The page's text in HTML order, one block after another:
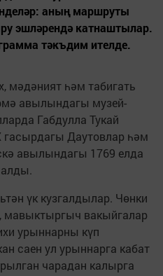
аның маршруты
эшләрендә катнаштылар.
тәкъдим ителде.
мәдәният һәм табигать
авылындагы музей-
Габдулла Тукай
гасырдагы Даутовлар һәм
авылындагы 1769 елда
алды.
үк кузгалдылар. Чөнки
вакыйгалар
урыннарны күп
саен ул урыннарга кабат
чарадан калырга